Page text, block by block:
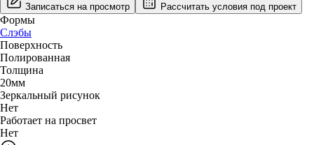
Записаться на просмотр Рассчитать условия под проект
Формы
Слэбы
Поверхность
Полированная
Толщина
20мм
Зеркальный рисунок
Нет
Работает на просвет
Нет